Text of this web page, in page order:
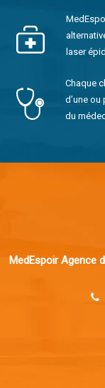
laser
Chaque
d’une
du
MedEspoir Agence